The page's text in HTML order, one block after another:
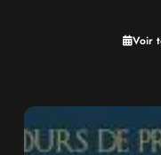
Voir